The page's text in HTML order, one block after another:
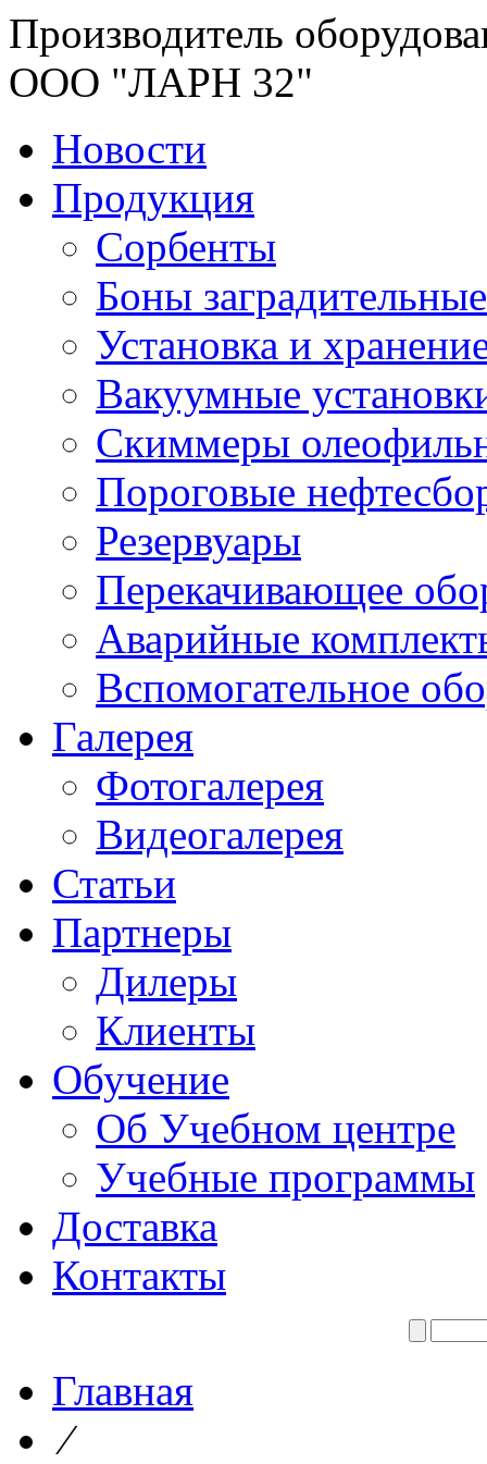
Производитель
ООО "ЛАРН 32"
Новости
Продукция
Сорбенты
Боны заградительные
Установка и
Вакуумные
Скиммеры
Пороговые
Резервуары
Перекачивающее
Аварийные
Вспомогательное
Галерея
Фотогалерея
Видеогалерея
Статьи
Партнеры
Дилеры
Клиенты
Обучение
Об Учебном центре
Учебные программы
Доставка
Контакты
Главная
⁄